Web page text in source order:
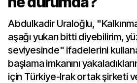
Abdulkadir Uraloğlu,
aşağı yukarı bitti diyebilirim,
seviyesinde" ifadelerini
başlama imkanını
için Türkiye-Irak ortak şirketi